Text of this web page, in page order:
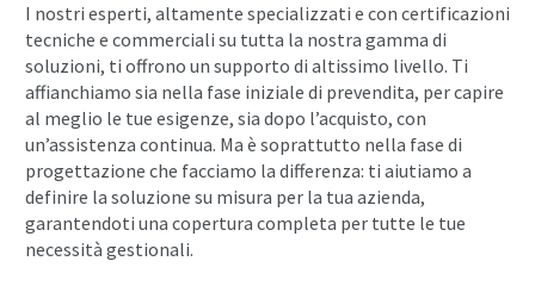
I nostri esperti, altamente specializzati e con certificazioni
tecniche e commerciali su tutta la nostra gamma di
soluzioni, ti offrono un supporto di altissimo livello. Ti
affianchiamo sia nella fase iniziale di prevendita, per capire
al meglio le tue esigenze, sia dopo l’acquisto, con
un’assistenza continua. Ma è soprattutto nella fase di
progettazione che facciamo la differenza: ti aiutiamo a
definire la soluzione su misura per la tua azienda,
garantendoti una copertura completa per tutte le tue
necessità gestionali.